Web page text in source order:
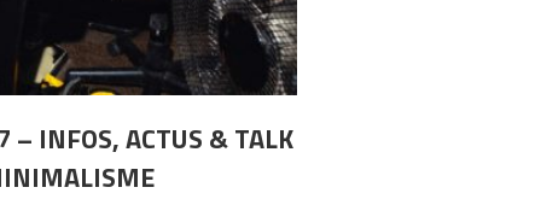
– INFOS, ACTUS & TALK